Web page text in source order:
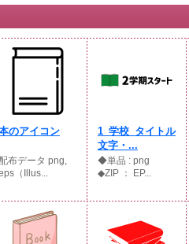
のアイコン
配布データ png,
（Illus...
1_学校_タイトル
文字・...
◆単品 : png
◆ZIP ： EP...